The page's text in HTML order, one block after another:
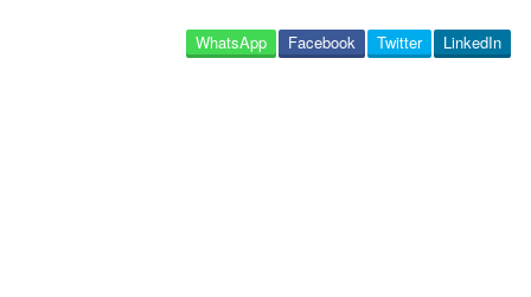
LinkedIn
Twitter
Facebook
WhatsApp